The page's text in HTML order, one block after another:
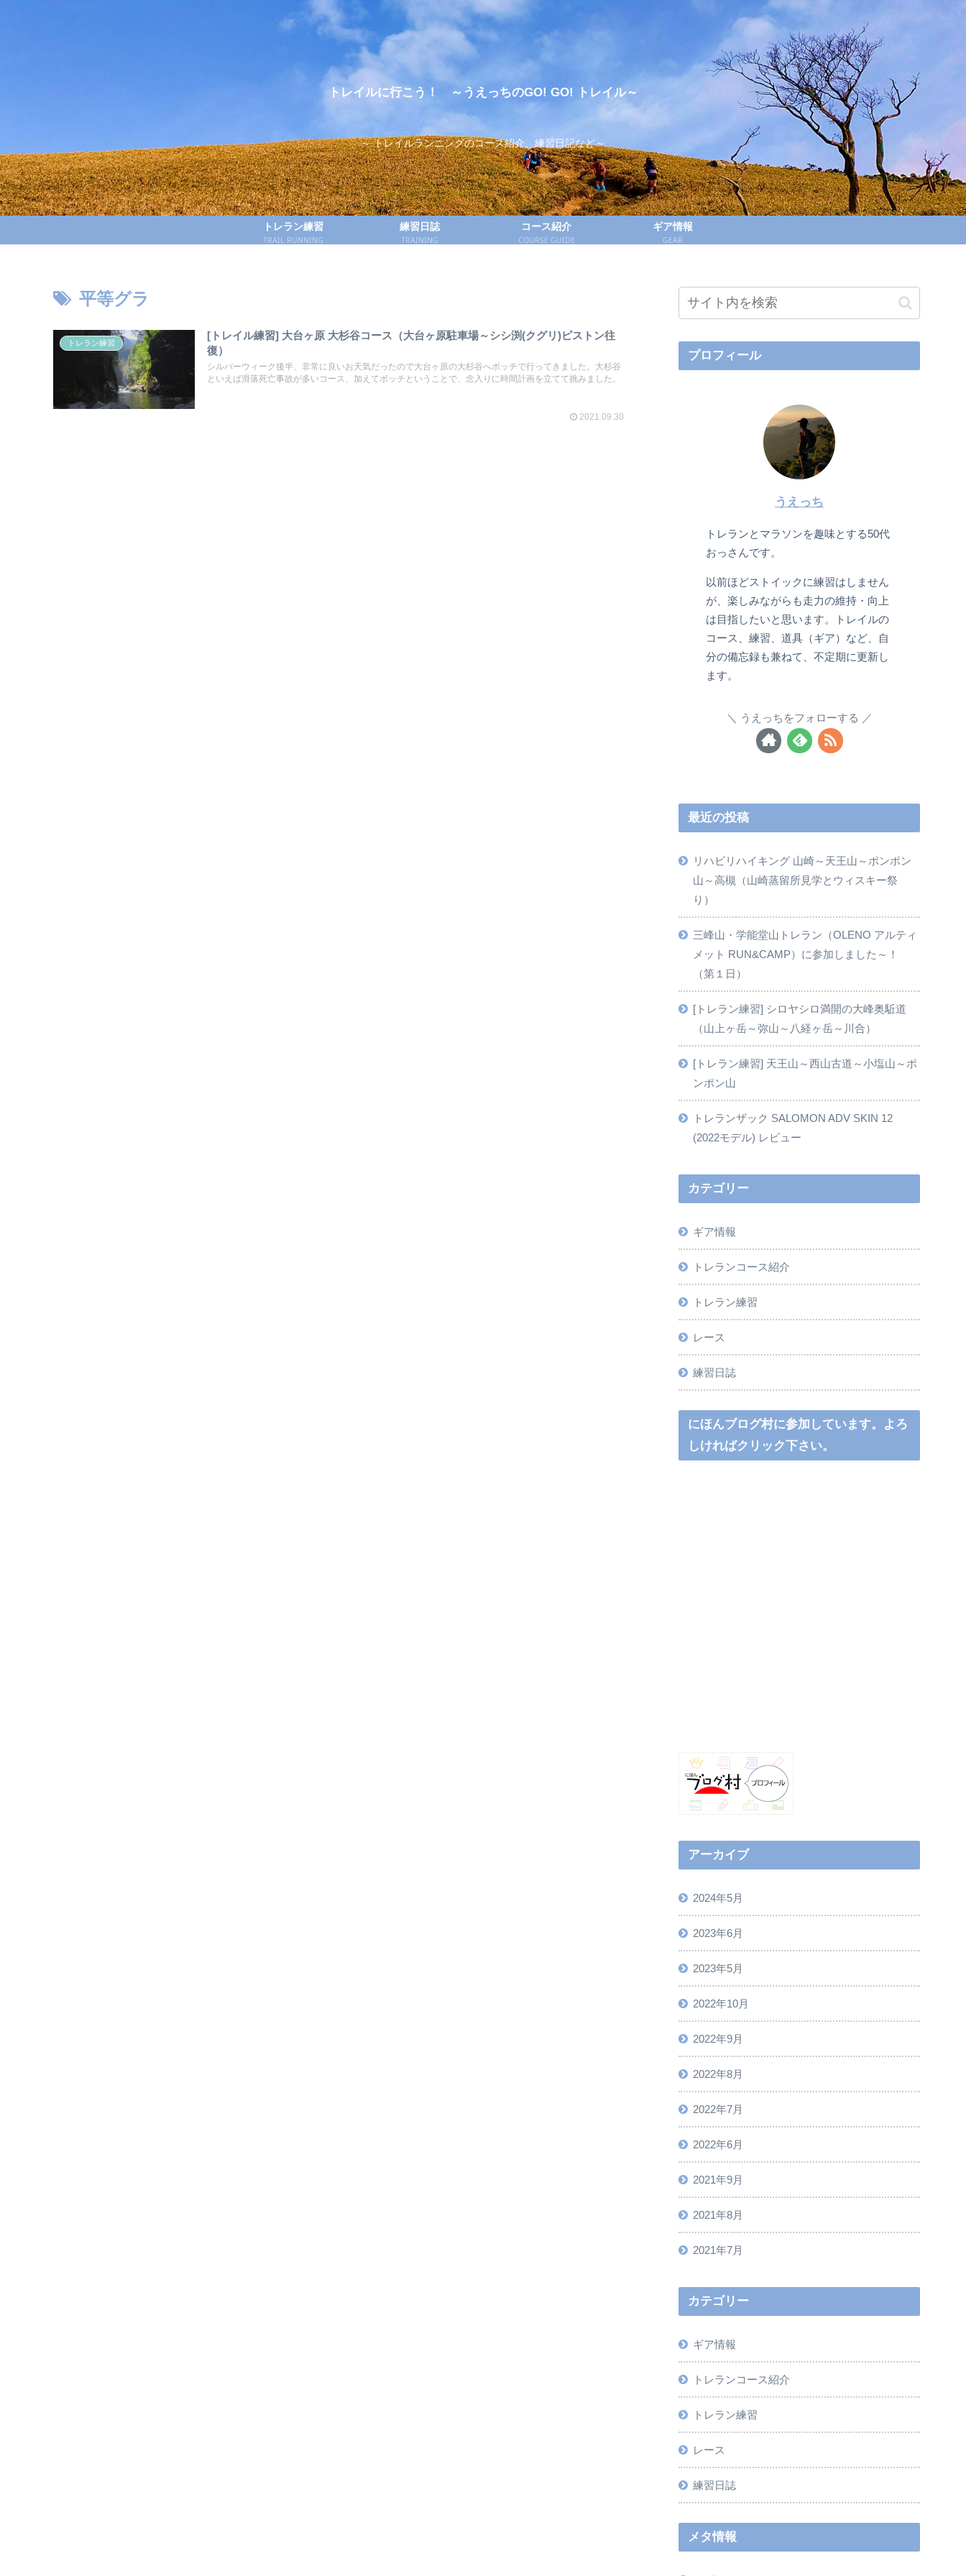
トレイルに行こう！ ～うえっちのGO! GO! トレイル～
～ トレイルランニングのコース紹介、練習日記など～
トレラン練習
TRAIL RUNNING
練習日誌
TRAINING
コース紹介
COURSE GUIDE
ギア情報
GEAR
平等グラ
トレラン練習
[トレイル練習] 大台ヶ原 大杉谷コース（大台ヶ原駐車場～シシ渕(クグリ)ピストン往
復）
シルバーウィーク後半、非常に良いお天気だったので大台ヶ原の大杉谷へボッチで行ってきました。大杉谷
といえば滑落死亡事故が多いコース、加えてボッチということで、念入りに時間計画を立てて挑みました。
2021.09.30
プロフィール
うえっち
トレランとマラソンを趣味とする50代
おっさんです。
以前ほどストイックに練習はしません
が、楽しみながらも走力の維持・向上
は目指したいと思います。トレイルの
コース、練習、道具（ギア）など、自
分の備忘録も兼ねて、不定期に更新し
ます。
うえっちをフォローする
最近の投稿
リハビリハイキング 山崎～天王山～ポンポン
山～高槻（山崎蒸留所見学とウィスキー祭
り）
三峰山・学能堂山トレラン（OLENO アルティ
メット RUN&CAMP）に参加しました～！
（第１日）
[トレラン練習] シロヤシロ満開の大峰奥駈道
（山上ヶ岳～弥山～八経ヶ岳～川合）
[トレラン練習] 天王山～西山古道～小塩山～ポ
ンポン山
トレランザック SALOMON ADV SKIN 12
(2022モデル) レビュー
カテゴリー
ギア情報
トレランコース紹介
トレラン練習
レース
練習日誌
にほんブログ村に参加しています。よろ
しければクリック下さい。
アーカイブ
2024年5月
2023年6月
2023年5月
2022年10月
2022年9月
2022年8月
2022年7月
2022年6月
2021年9月
2021年8月
2021年7月
カテゴリー
ギア情報
トレランコース紹介
トレラン練習
レース
練習日誌
メタ情報